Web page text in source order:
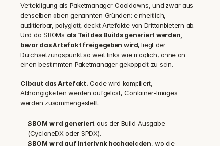
Verteidigung als Paketmanager-Cooldowns, und zwar aus
denselben oben genannten Gründen: einheitlich,
auditierbar, polyglott, deckt Artefakte von Drittanbietern ab.
Und da SBOMs als Teil des Builds generiert werden,
bevor das Artefakt freigegeben wird, liegt der
Durchsetzungspunkt so weit links wie möglich, ohne an
einen bestimmten Paketmanager gekoppelt zu sein.
CI baut das Artefakt. Code wird kompiliert,
Abhängigkeiten werden aufgelöst, Container-Images
werden zusammengestellt.
SBOM wird generiert aus der Build-Ausgabe
(CycloneDX oder SPDX).
SBOM wird auf Interlynk hochgeladen, wo die